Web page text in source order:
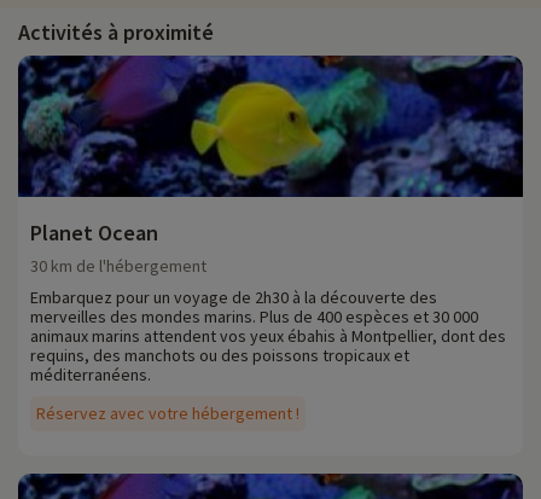
Activités à proximité
Planet Ocean
Réservez avec votre hébergement !
30 km de l'hébergement
Embarquez pour un voyage de 2h30 à la découverte des
merveilles des mondes marins. Plus de 400 espèces et 30 000
animaux marins attendent vos yeux ébahis à Montpellier, dont des
requins, des manchots ou des poissons tropicaux et
méditerranéens.